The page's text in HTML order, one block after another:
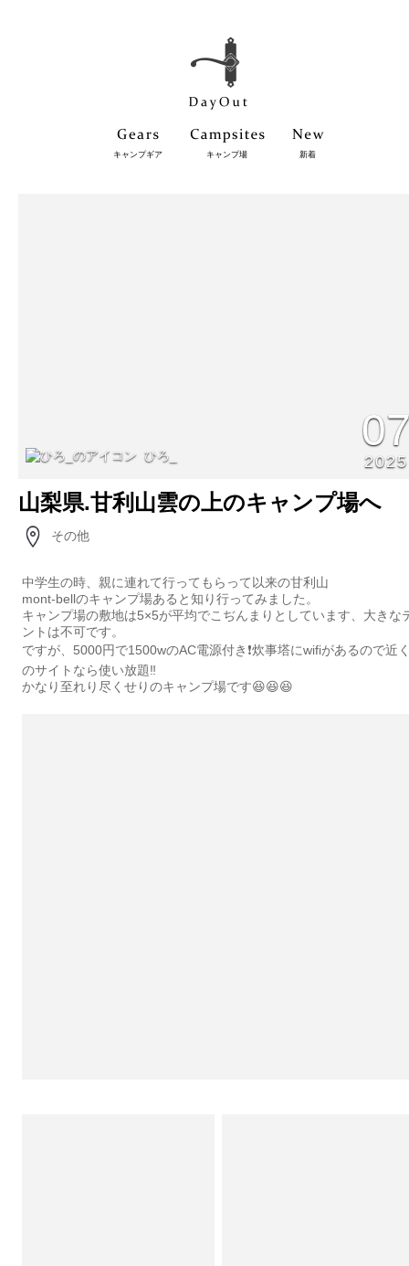
キャンプギア キャンプ場 新着
ひろ_ 2025
山梨県.甘利山雲の上のキャンプ場へ
その他
中学生の時、親に連れて行ってもらって以来の甘利山
mont-bellのキャンプ場あると知り行ってみました。
キャンプ場の敷地は5×5が平均でこぢんまりとしています、大きな
ントは不可です。
ですが、5000円で1500wのAC電源付き❗️炊事塔にwifiがあるので近
のサイトなら使い放題‼️
かなり至れり尽くせりのキャンプ場です😆😆😆